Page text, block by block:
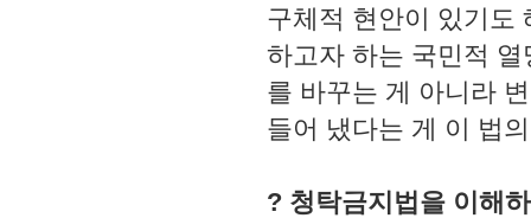
구체적 현안이 있기도
하고자 하는 국민적
를 바꾸는 게 아니라
들어 냈다는 게 이 법
? 청탁금지법을 이해